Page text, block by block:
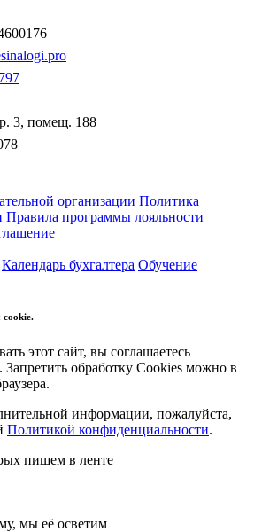
3, помещ. 188
организации Политика
Правила программы лояльности
Календарь бухгалтера Обучение
cookie.
этот сайт, вы соглашаетесь
Запретить обработку Cookies можно в
информации, пожалуйста,
Политикой конфиденциальности.
пишем в ленте
мы её осветим